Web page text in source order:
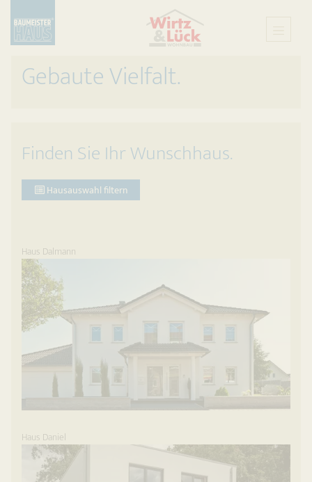
Gebaute Vielfalt.
Finden Sie Ihr Wunschhaus.
Hausauswahl filtern
Haus Dalmann
Haus Daniel